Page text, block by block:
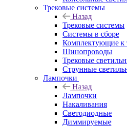
Трековые системы
Назад
Трековые системы
Системы в сборе
Комплектующие к
Шинопроводы
Трековые
Струнные
Лампочки
Назад
Лампочки
Накаливания
Светодиодные
Диммируемые